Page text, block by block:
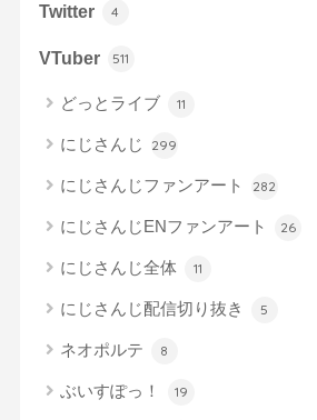
Twitter 4
VTuber 511
どっとライブ 11
にじさんじ 299
にじさんじファンアート 282
にじさんじENファンアート 26
にじさんじ全体 11
にじさんじ配信切り抜き 5
ネオポルテ 8
ぶいすぽっ！ 19